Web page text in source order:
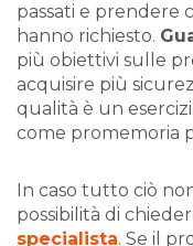
passati e prendere
hanno richiesto.
più obiettivi sulle
acquisire più
qualità è un
come promemoria
In caso tutto ciò
possibilità di
specialista. Se il